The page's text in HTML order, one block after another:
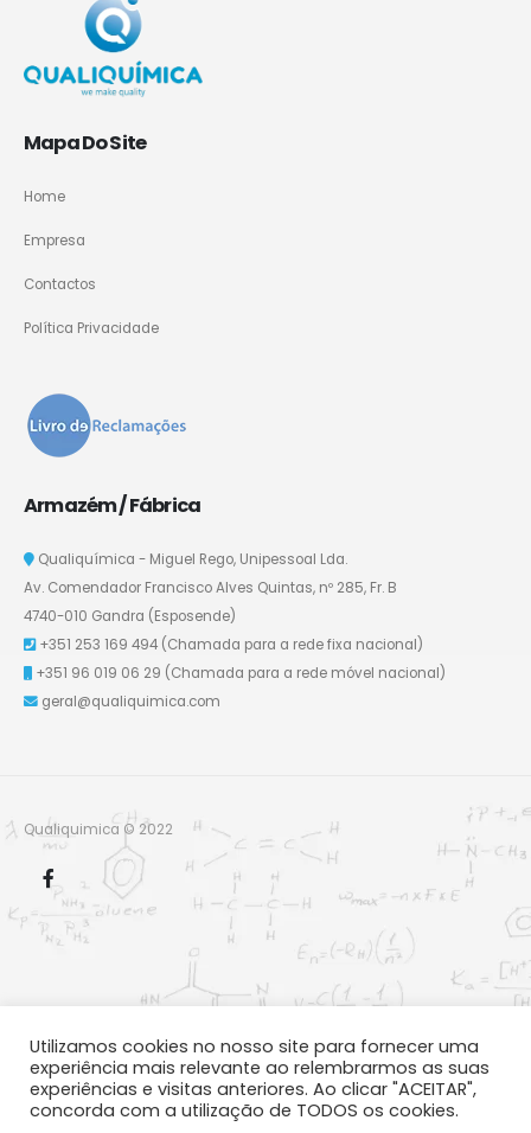
Mapa Do Site
Home
Empresa
Contactos
Política Privacidade
Armazém / Fábrica
Qualiquímica - Miguel Rego, Unipessoal Lda.
Av. Comendador Francisco Alves Quintas, nº 285, Fr. B
4740-010 Gandra (Esposende)
+351 253 169 494 (Chamada para a rede fixa nacional)
+351 96 019 06 29 (Chamada para a rede móvel nacional)
geral@qualiquimica.com
Qualiquimica © 2022
Utilizamos cookies no nosso site para fornecer uma
experiência mais relevante ao relembrarmos as suas
experiências e visitas anteriores. Ao clicar "ACEITAR",
concorda com a utilização de TODOS os cookies.